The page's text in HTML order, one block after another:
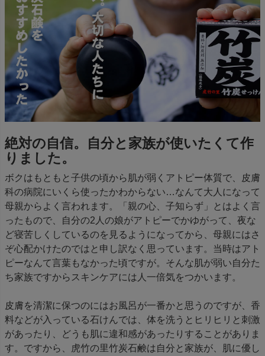
絶対の自信。自分と家族が使いたくて作
りました。
ボクはもともと子供の頃から肌が弱くアトピー体質で、皮膚
科の病院にいくら使ったかわからない…なんて大人になって
母親からよく言われます。「親の心、子知らず」とはよく言
ったもので、自分の2人の娘がアトピーでかゆがって、夜な
ど寝苦しくしているのを見るようになってから、母親にはさ
ぞ心配かけたのではと申し訳なく思っています。当時はアト
ピーなんて言葉もなかった頃ですが。そんな肌が弱い自分た
ち家族ですからスキンケアには人一倍気をつかいます。
皮膚を清潔に保つのにはお風呂が一番かと思うのですが、香
料などが入っている石けんでは、体を洗うとヒリヒリと刺激
があったり、どうも肌に違和感があったりすることがありま
す。ですから、虎竹の里竹炭石鹸は自分と家族が、肌に優し